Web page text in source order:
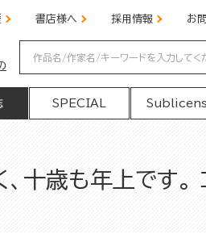
書店様へ 採用情報 お
SPECIAL
十歳も年上です。